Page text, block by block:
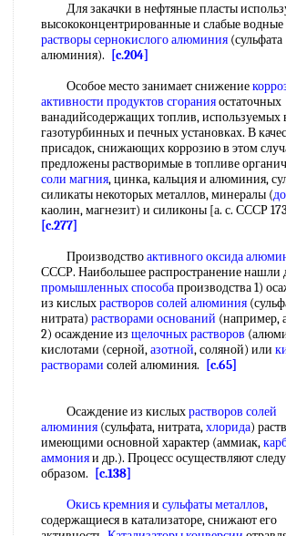
Для закачки в нефтяные пласты
высококонцентрированные и слабые водные
растворы сернокислого алюминия (сульфата
алюминия).
[c.204]
Особое место занимает снижение
активности продуктов сгоранияостаточных
ванадийсодержащих топлив, используемых
газотурбинных и печных установках. В
присадок, снижающих коррозию в этом
предложены растворимые в топливе
соли магния, цинка, кальция и алюминия,
силикаты некоторых металлов, минералы (
каолин, магнезит) и силиконы [а. с. СССР
[c.277]
Производствоактивного оксида
СССР. Наибольшее распространение нашли
промышленных способапроизводства 1)
из кислыхрастворов солей алюминия
нитрата) растворами оснований (например,
2) осаждение из щелочных растворов
кислотами (серной,азотной, соляной) или
растворами солей алюминия. [c.65]
Осаждение из кислыхрастворов солей
алюминия (сульфата, нитрата,хлорида)
имеющими основной характер (аммиак,
аммонияи др.). Процесс осуществляют
образом.
[c.138]
Окись кремнияи сульфаты металлов,
содержащиеся в катализаторе, снижают его